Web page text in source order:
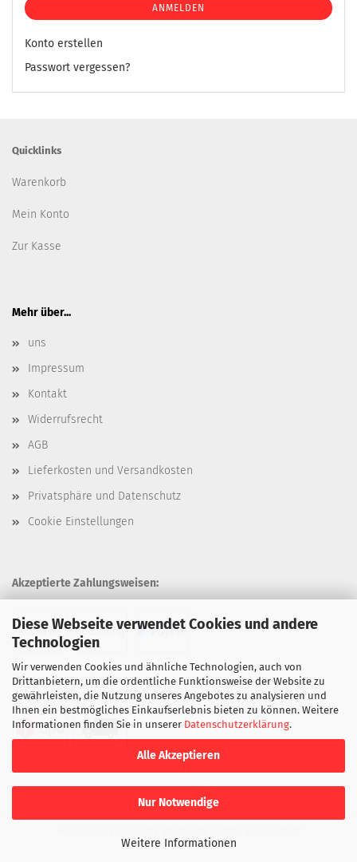
Diese Webseite verwendet Cookies und andere
Technologien
Wir verwenden Cookies und ähnliche Technologien, auch von
Drittanbietern, um die ordentliche Funktionsweise der Website zu
gewährleisten, die Nutzung unseres Angebotes zu analysieren und
Ihnen ein bestmögliches Einkaufserlebnis bieten zu können. Weitere
Informationen finden Sie in unserer Datenschutzerklärung.
Alle Akzeptieren
Nur Notwendige
Weitere Informationen
ANMELDEN
Konto erstellen
Passwort vergessen?
Quicklinks
Warenkorb
Mein Konto
Zur Kasse
Mehr über...
uns
Impressum
Kontakt
Widerrufsrecht
AGB
Lieferkosten und Versandkosten
Privatsphäre und Datenschutz
Cookie Einstellungen
Akzeptierte Zahlungsweisen:
Unsere Versandarten: